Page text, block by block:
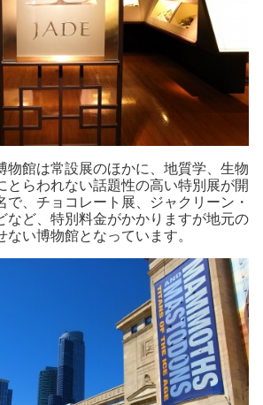
物館は常設展のほかに、地質学、生物
とらわれない話題性の高い特別展が開
で、チョコレート展、ジャクリーン・
など、特別料金がかかりますが地元の
ない博物館となっています。